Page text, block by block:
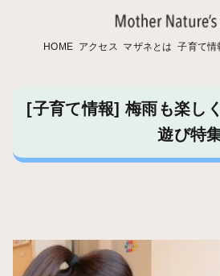
HOME アクセス マザネとは 子育て情
[子育て情報] 梅雨も楽し
遊び特